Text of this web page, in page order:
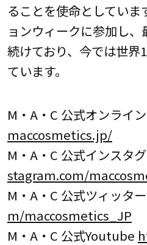
ることを使命としていま
ョンウィークに参加し
続けており、今では世界
ています。
M・A・C 公式オンライ
maccosmetics.jp/
M・A・C 公式インスタ
stagram.com/
M・A・C 公式ツィッター
m/maccosmetics_JP
M・A・C 公式Youtube